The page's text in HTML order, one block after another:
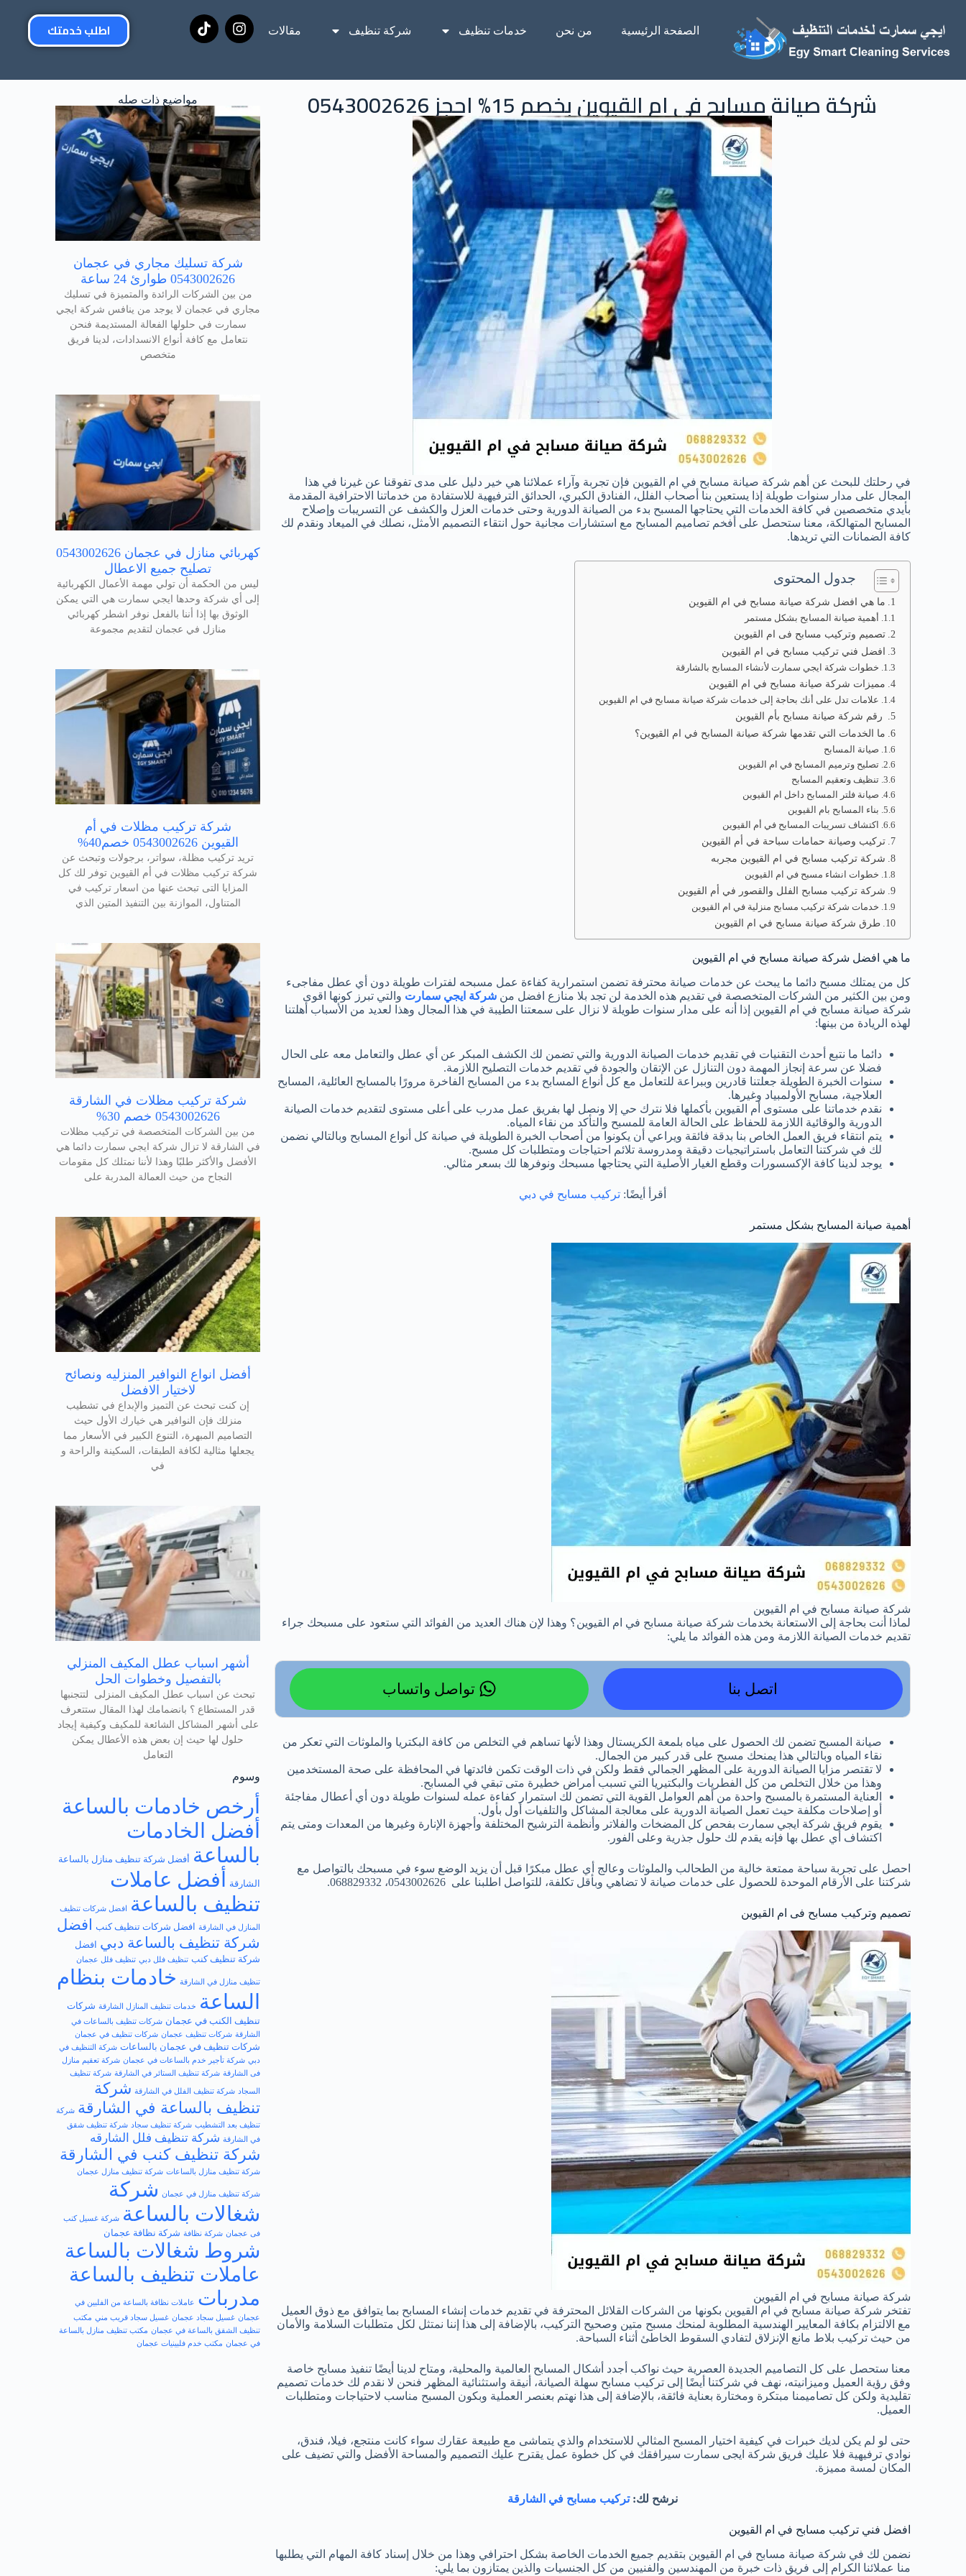
الصفحة الرئيسية من نحن خدمات تنظيف شركة تنظيف مقالات اطلب خدمتك
مواضيع ذات صله
شركة تسليك مجاري في عجمان
0543002626 طوارئ 24 ساعة
من بين الشركات الرائدة والمتميزة في تسليك
مجاري في عجمان لا يوجد من ينافس شركة ايجي
سمارت في حلولها الفعالة المستديمة فنحن
نتعامل مع كافة أنواع الانسدادات، لدينا فريق
متخصص
كهربائي منازل في عجمان 0543002626
تصليح جميع الاعطال
ليس من الحكمة أن تولي مهمة الأعمال الكهربائية
إلى أي شركة وحدها ايجي سمارت هي التي يمكن
الوثوق بها إذا أننا بالفعل نوفر اشطر كهربائي
منازل في عجمان لتقديم مجموعة
شركة تركيب مظلات في أم
القيوين 0543002626 خصم40%
تريد تركيب مظلة، سواتر، برجولات وتبحث عن
شركة تركيب مظلات في أم القيوين توفر لك كل
المزايا التى تبحث عنها من اسعار تركيب في
المتناول، الموازنة بين التنفيذ المتين الذي
شركة تركيب مظلات في الشارقة
0543002626 خصم 30%
من بين الشركات المتخصصة في تركيب مظلات
في الشارقة لا تزال شركة ايجي سمارت دائما هي
الأفضل والأكثر طلبًا وهذا لأننا نمتلك كل مقومات
النجاح من حيث العمالة المدربة على
أفضل انواع النوافير المنزليه ونصائح
لاختيار الافضل
إن كنت تبحث عن التميز والإبداع في تشطيب
منزلك فإن النوافير هي خيارك الأول حيث
التصاميم المبهرة، التنوع الكبير في الأسعار مما
يجعلها مثالية لكافة الطبقات، السكينة والراحة و
في
أشهر اسباب عطل المكيف المنزلي
بالتفصيل وخطوات الحل
تبحث عن اسباب عطل المكيف المنزلى لتتجنبها
قدر المستطاع ؟ بانضمامك لهذا المقال ستتعرف
على أشهر المشاكل الشائعة للمكيف وكيفية إيجاد
حلول لها حيث إن بعض هذه الأعطال يمكن
التعامل
وسوم
أرخص خادمات بالساعة
أفضل الخادمات
بالساعة أفضل شركة تنظيف منازل بالساعة
الشارقة
أفضل عاملات
تنظيف بالساعة
افضل شركات تنظيف
المنازل في الشارقة افضل شركات تنظيف كنب
افضل
شركة تنظيف بالساعة دبي افضل​
شركة تنظيف كنب تنظيف فلل دبي تنظيف فلل عجمان
تنظيف منازل في الشارقة خادمات بنظام
الساعة
خدمات تنظيف المنازل الشارقة شركات
تنظيف الكنب في عجمان شركات تنظيف بالساعات في
الشارقة شركات تنظيف عجمان شركات تنظيف في عجمان
شركات تنظيف في عجمان بالساعات شركة التنظيف في
دبي شركة تأجير خدم بالساعات في عجمان شركة تعقيم منازل
فى الشارقة شركة تنظيف الستائر في الشارقة شركة تنظيف
السجاد شركة تنظيف الفلل في الشارقة شركة
تنظيف بالساعة في الشارقة شركة
تنظيف بعد التشطيب شركة تنظيف سجاد شركة تنظيف شقق
في الشارقة شركة تنظيف فلل الشارقه
شركة تنظيف كنب في الشارقة
شركة تنظيف منازل بالساعات شركة تنظيف منازل عجمان
شركة تنظيف منازل في عجمان شركة
شغالات بالساعة شركة غسيل كنب
فى عجمان شركة نظافة شركة نظافة عجمان
شروط شغالات بالساعة
عاملات تنظيف بالساعة
مدربات عاملات نظافة بالساعة من الفلبين في
عجمان غسيل سجاد عجمان غسيل سجاد قريب مني مكتب
تنظيف الشقق بالساعة في عجمان مكتب تنظيف منازل بالساعة
في عجمان مكتب خدم فلبينيات عجمان
شركة صيانة مسابح في ام القيوين بخصم 15% احجز 0543002626
في رحلتك للبحث عن أهم شركة صيانة مسابح في ام القيوين فإن تجربة وآراء عملائنا هي خير دليل على مدى تفوقنا عن غيرنا في هذا
المجال على مدار سنوات طويلة إذا يستعين بنا أصحاب الفلل، الفنادق الكبري، الحدائق الترفيهية للاستفادة من خدماتنا الاحترافية المقدمة
بأيدي متخصصين في كافة الخدمات التي يحتاجها المسبح بدء من الصيانة الدورية وحتى خدمات العزل والكشف عن التسريبات وإصلاح
المسابح المتهالكة، معنا ستحصل على أفخم تصاميم المسابح مع استشارات مجانية حول انتقاء التصميم الأمثل، نصلك في الميعاد ونقدم لك
كافة الضمانات التي تريدها.
جدول المحتوى
ما هي افضل شركة صيانة مسابح في ام القيوين
أهمية صيانة المسابح بشكل مستمر
تصميم وتركيب مسابح فى ام القيوين
افضل فني تركيب مسابح في ام القيوين
خطوات شركة ايجي سمارت لأنشاء المسابح بالشارقة
مميزات شركة صيانة مسابح في ام القيوين
علامات تدل على أنك بحاجة إلى خدمات شركة صيانة مسابح في ام القيوين
رقم شركة صيانة مسابح بأم القيوين
ما الخدمات التي تقدمها شركة صيانة المسابح في ام القيوين؟
صيانة المسابح
تصليح وترميم المسابح في ام القيوين
تنظيف وتعقيم المسابح
صيانة فلتر المسابح داخل ام القيوين
بناء المسابح بام القيوين
اكتشاف تسريبات المسابح في أم القيوين
تركيب وصيانة حمامات سباحة في أم القيوين
شركة تركيب مسابح في ام القيوين مجربه
خطوات انشاء مسبح في ام القيوين
شركة تركيب مسابح الفلل والقصور في أم القيوين
خدمات شركة تركيب مسابح منزلية في ام القيوين
طرق شركة صيانة مسابح في ام القيوين
ما هي افضل شركة صيانة مسابح في ام القيوين
كل من يمتلك مسبح دائما ما يبحث عن خدمات صيانة محترفة تضمن استمرارية كفاءة عمل مسبحه لفترات طويلة دون أي عطل مفاجىء
ومن بين الكثير من الشركات المتخصصة في تقديم هذه الخدمة لن تجد بلا منازع افضل منشركة ايجي سمارت والتي تبرز كونها اقوى
شركة صيانة مسابح في ام القيوين إذا أنه على مدار سنوات طويلة لا نزال على سمعتنا الطيبة في هذا المجال وهذا لعديد من الأسباب أهلتنا
لهذه الريادة من بينها:
دائما ما نتبع أحدث التقنيات في تقديم خدمات الصيانة الدورية والتي تضمن لك الكشف المبكر عن أي عطل والتعامل معه على الحال
فضلا عن سرعة إنجاز المهمة دون التنازل عن الإتقان والجودة في تقديم خدمات التصليح اللازمة.
سنوات الخبرة الطويلة جعلتنا قادرين وببراعة للتعامل مع كل أنواع المسابح بدء من المسابح الفاخرة مرورًا بالمسابح العائلية، المسابح
العلاجية، مسابح الأولمبياد وغيرها.
نقدم خدماتنا على مستوى أم القيوين بأكملها فلا نترك حي إلا ونصل لها بفريق عمل مدرب على أعلى مستوى لتقديم خدمات الصيانة
الدورية والوقائية اللازمة للحفاظ على الحالة العامة للمسبح والتأكد من نقاء المياه.
يتم انتقاء فريق العمل الخاص بنا بدقة فائقة ويراعي أن يكونوا من أصحاب الخبرة الطويلة في صيانة كل أنواع المسابح وبالتالي نضمن
لك في شركتنا التعامل باستراتيجيات دقيقة ومدروسة تلائم احتياجات ومتطلبات كل مسبح.
يوجد لدينا كافة الإكسسورات وقطع الغيار الأصلية التي يحتاجها مسبحك ونوفرها لك بسعر مثالي.
أقرأ أيضًا:تركيب مسابح في دبي
أهمية صيانة المسابح بشكل مستمر
شركة صيانة مسابح في ام القيوين
لماذا أنت بحاجة إلى الاستعانة بخدمات شركة صيانة مسابح في ام القيوين؟ وهذا لإن هناك العديد من الفوائد التي ستعود على مسبحك جراء
تقديم خدمات الصيانة اللازمة ومن هذه الفوائد ما يلي:
اتصل بنا تواصل واتساب
صيانة المسبح تضمن لك الحصول على مياه بلمعة الكريستال وهذا لأنها تساهم في التخلص من كافة البكتريا والملوثات التي تعكر من
نقاء المياه وبالتالي هذا يمنحك مسبح على قدر كبير من الجمال.
لا تقتصر مزايا الصيانة الدورية على المظهر الجمالي فقط ولكن في ذات الوقت تكمن فائدتها في المحافظة على صحة المستخدمين
وهذا من خلال التخلص من كل الفطريات والبكتيريا التي تسبب أمراض خطيرة متى تبقي في المسابح.
العناية المستمرة بالمسبح واحدة من أهم العوامل القوية التي تضمن لك استمرار كفاءة عمله لسنوات طويلة دون أي أعطال مفاجئة
أو إصلاحات مكلفة حيث تعمل الصيانة الدورية على معالجة المشاكل والتلفيات أول بأول.
يقوم فريق شركة ايجي سمارت بفحص كل المضخات والفلاتر وأنظمة الترشيح المختلفة وأجهزة الإنارة وغيرها من المعدات ومتى يتم
اكتشاف أي عطل بها فإنه يقدم لك حلول جذرية وعلى الفور.
احصل على تجربة سباحة ممتعة خالية من الطحالب والملوثات وعالج أي عطل مبكرًا قبل أن يزيد الوضع سوء في مسبحك بالتواصل مع
شركتنا على الأرقام الموحدة للحصول على خدمات صيانة لا تضاهي وبأقل تكلفة، للتواصل اطلبنا على 0543002626، 068829332.
تصميم وتركيب مسابح فى ام القيوين
شركة صيانة مسابح في ام القيوين
تفتخر شركة صيانة مسابح في ام القيوين بكونها من الشركات القلائل المحترفة في تقديم خدمات إنشاء المسابح بما يتوافق مع ذوق العميل
مع الالتزام بكافة المعايير الهندسية المطلوبة لمنحك مسبح متين وصحيح التركيب، بالإضافة إلى هذا إننا نمتثل لكل متطلبات السلامة والأمان
من حيث تركيب بلاط مانع الإنزلاق لتفادي السقوط الخاطئ أثناء السباحة.
معنا ستحصل على كل التصاميم الجديدة العصرية حيث نواكب أجدد أشكال المسابح العالمية والمحلية، ومتاح لدينا أيضًا تنفيذ مسابح خاصة
وفق رؤية العميل وميزانيته، نهف في شركتنا أيضًا إلى تركيب مسابح سهلة الصيانة، أنيقة واستثنائية المظهر فنحن لا نقدم لك خدمات تصميم
تقليدية ولكن كل تصاميمنا مبتكرة ومختارة بعناية فائقة، بالإضافة إلى هذا نهتم بعنصر العملية وبكون المسبح مناسب لاحتياجات ومتطلبات
العميل.
حتى لو لم يكن لديك خبرات في كيفية اختيار المسبح المثالي للاستخدام والذي يتماشى مع طبيعة عقارك سواء كانت منتجع، فيلا، فندق،
نوادي ترفيهية فلا عليك فريق شركة ايجى سمارت سيرافقك في كل خطوة عمل يقترح عليك التصميم والمساحة الأفضل والتي تضيف على
المكان لمسة مميزة.
نرشح لك:تركيب مسابح في الشارقة
افضل فني تركيب مسابح في ام القيوين
نضمن لك في شركة صيانة مسابح في ام القيوين بتقديم جميع الخدمات الخاصة بشكل احترافي وهذا من خلال إسناد كافة المهام التي يطلبها
منا عملائنا الكرام إلى فريق ذات خبرة من المهندسين والفنيين من كل الجنسيات والذين يمتازون بما يلي: